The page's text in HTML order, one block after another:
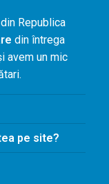
Republica
din întrega
avem un mic
pe site?